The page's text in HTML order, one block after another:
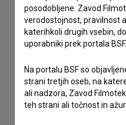
Sprejemamsplošne
zbiranje, hrambo in
posodobljene. Zavod
verodostojnost, pravilnost
katerihkoli drugih vsebin,
uporabniki prek portala BSF.
Na portalu BSF so
strani tretjih oseb, na
ali nadzora, Zavod
teh strani ali točnost in